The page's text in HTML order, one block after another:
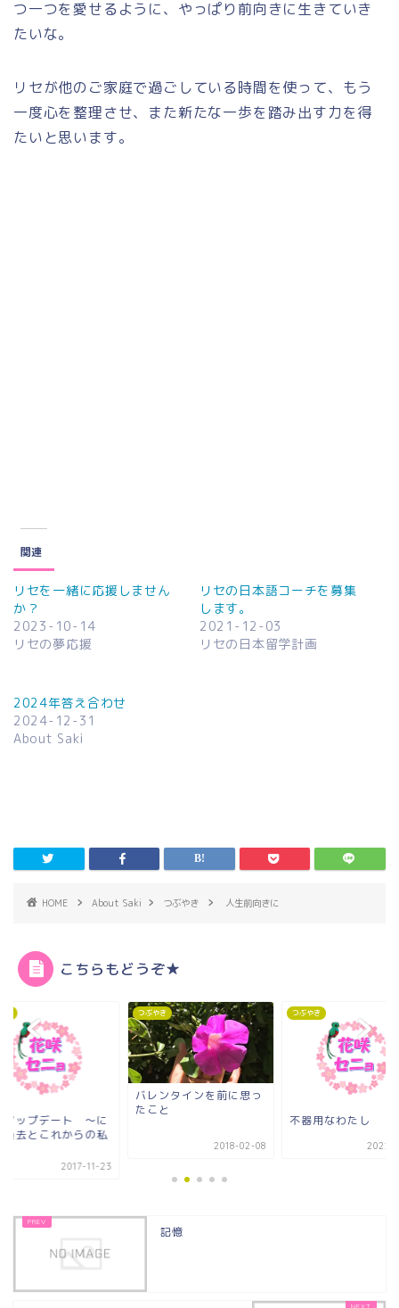
つ一つを愛せるように、やっぱり前向きに生きていき
たいな。
リセが他のご家庭で過ごしている時間を使って、もう
一度心を整理させ、また新たな一歩を踏み出す力を得
たいと思います。
関連
リセを一緒に応援しません
か？
2023-10-14
リセの夢応援
リセの日本語コーチを募集
します。
2021-12-03
リセの日本留学計画
2024年答え合わせ
2024-12-31
About Saki
HOME About Saki つぶやき 人生前向きに
こちらもどうぞ★
アップデート ～に
過去とこれからの私
2017-11-23
つぶやき
バレンタインを前に思っ
たこと
2018-02-08
つぶやき
不器用なわたし
2022-
記憶